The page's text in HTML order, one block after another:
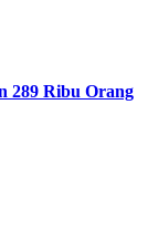
289 Ribu Orang